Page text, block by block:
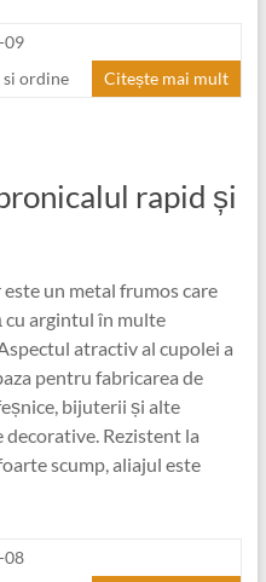
09
ordine Citește mai mult
rapid și
un metal frumos care
cu argintul în multe
atractiv al cupolei a
pentru fabricarea de
bijuterii și alte
decorative. Rezistent la
scump, aliajul este
08